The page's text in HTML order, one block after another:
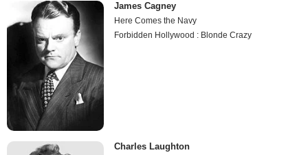
James Cagney
Here Comes the Navy
Forbidden Hollywood : Blonde Crazy
Charles Laughton